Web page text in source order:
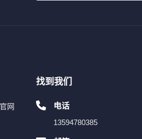
网
找到我们
电话
13594780385